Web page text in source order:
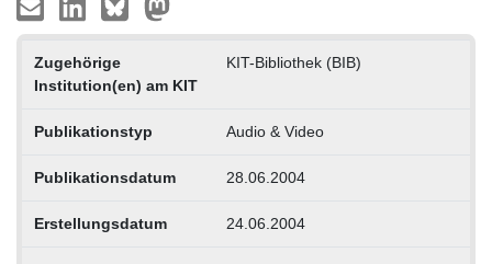
Zugehörige
Institution(en) am KIT
KIT-Bibliothek (BIB)
Publikationstyp Audio & Video
Publikationsdatum 28.06.2004
Erstellungsdatum 24.06.2004